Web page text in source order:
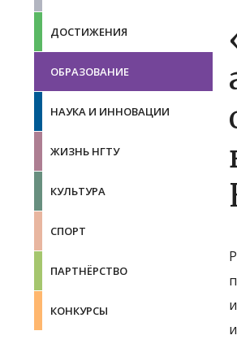
ДОСТИЖЕНИЯ
ОБРАЗОВАНИЕ
НАУКА И ИННОВАЦИИ
ЖИЗНЬ НГТУ
КУЛЬТУРА
СПОРТ
ПАРТНЁРСТВО
КОНКУРСЫ